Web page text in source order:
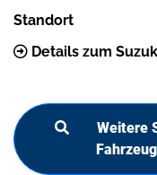
Standort
Details zum
Weitere